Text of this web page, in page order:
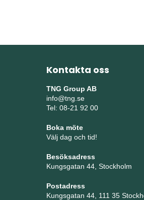
Kontakta oss
TNG Group AB
info@tng.se
Tel: 08-21 92 00
Boka möte
Välj dag och tid!
Besöksadress
Kungsgatan 44, Stockholm
Postadress
Kungsgatan 44, 111 35